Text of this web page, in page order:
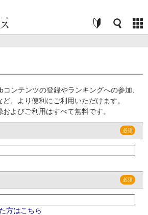
ンテンツの登録やランキングへの参加、
、より便利にご利用いただけます。
よびご利用はすべて無料です。
方はこちら